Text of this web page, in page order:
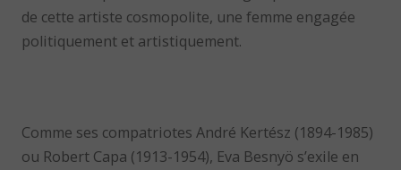
de cette artiste cosmopolite, une femme engagée
politiquement et artistiquement.
Comme ses compatriotes André Kertész (1894-1985)
ou Robert Capa (1913-1954), Eva Besnyö s’exile en